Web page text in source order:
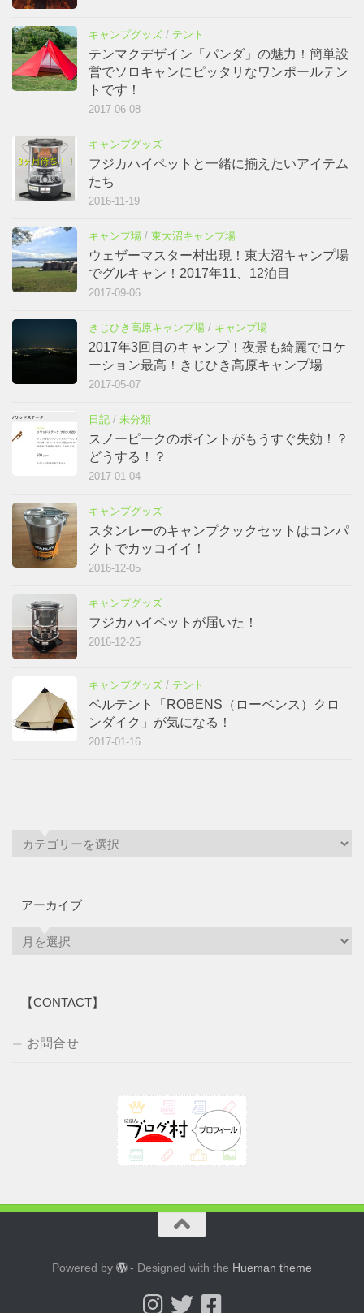
キャンプグッズ / テント
テンマクデザイン「パンダ」の魅力！簡単設
営でソロキャンにピッタリなワンポールテン
トです！
2017-06-08
キャンプグッズ
フジカハイペットと一緒に揃えたいアイテム
たち
2016-11-19
キャンプ場 / 東大沼キャンプ場
ウェザーマスター村出現！東大沼キャンプ場
でグルキャン！2017年11、12泊目
2017-09-06
きじひき高原キャンプ場 / キャンプ場
2017年3回目のキャンプ！夜景も綺麗でロケ
ーション最高！きじひき高原キャンプ場
2017-05-07
日記 / 未分類
スノーピークのポイントがもうすぐ失効！？
どうする！？
2017-01-04
キャンプグッズ
スタンレーのキャンプクックセットはコンパ
クトでカッコイイ！
2016-12-05
キャンプグッズ
フジカハイペットが届いた！
2016-12-25
キャンプグッズ / テント
ベルテント「ROBENS（ローベンス）クロ
ンダイク」が気になる！
2017-01-16
アーカイブ
【CONTACT】
お問合せ
Powered by - Designed with the Hueman theme